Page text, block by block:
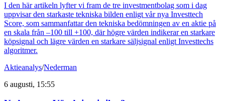
I den här artikeln lyfter vi fram de tre investmentbolag som i dag
uppvisar den starkaste tekniska bilden enligt vår nya Investtech
Score, som sammanfattar den tekniska bedömningen av en aktie på
en skala från –100 till +100, där högre värden indikerar en starkare
köpsignal och lägre värden en starkare säljsignal enligt Investtechs
algoritmer.
Aktieanalys/Nederman
6 augusti, 15:55